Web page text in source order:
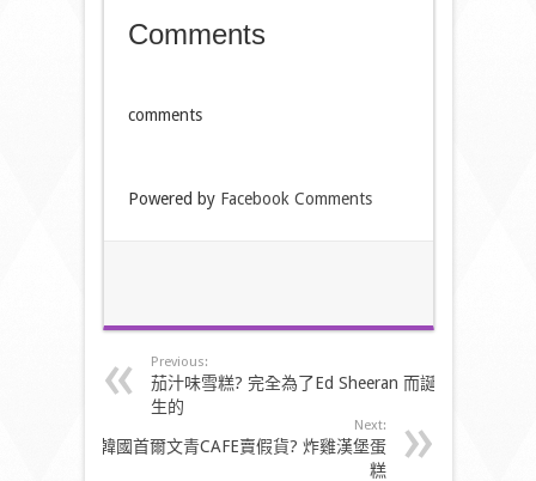
Comments
comments
Powered by Facebook Comments
Previous:
茄汁味雪糕? 完全為了Ed Sheeran 而誕
生的
Next:
韓國首爾文青CAFE賣假貨? 炸雞漢堡蛋
糕